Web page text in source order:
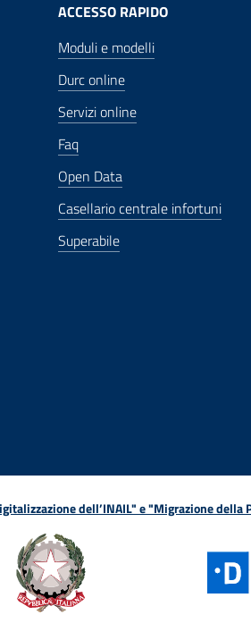
ACCESSO RAPIDO
Moduli e modelli
Durc online
Servizi online
Faq
Open Data
Casellario centrale infortuni
Superabile
dell’INAIL" e "Migrazione della